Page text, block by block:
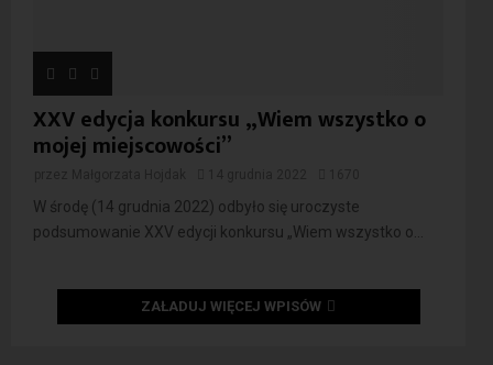
XXV edycja konkursu „Wiem wszystko o
mojej miejscowości”
W środę (14 grudnia 2022) odbyło się uroczyste
podsumowanie XXV edycji konkursu „Wiem wszystko o...
ZAŁADUJ WIĘCEJ WPISÓW